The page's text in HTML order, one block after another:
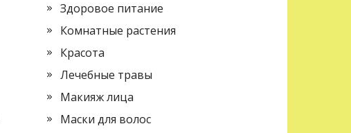
Здоровое питание
Комнатные растения
Красота
Лечебные травы
Макияж лица
Маски для волос